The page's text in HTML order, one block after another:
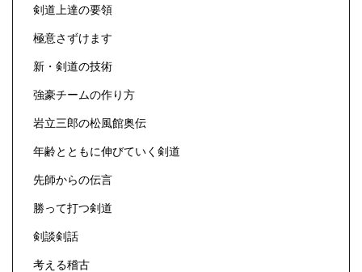
剣道上達の要領
極意さずけます
新・剣道の技術
強豪チームの作り方
岩立三郎の松風館奥伝
年齢とともに伸びていく剣道
先師からの伝言
勝って打つ剣道
剣談剣話
考える稽古